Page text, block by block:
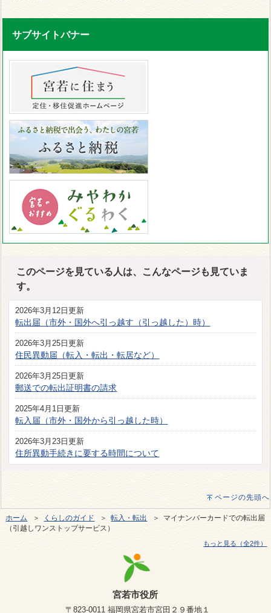
サブサイトバナー
このページを見ている人は、こんなページも見ていま
す。
2026年3月12日更新
転出届（市外・国外へ引っ越す（引っ越した）時）
2026年3月25日更新
住民異動届（転入・転出・転居など）
2026年3月25日更新
郵送での転出証明書の請求
2025年4月1日更新
転入届（市外・国外から引っ越した時）
2026年3月23日更新
住所異動手続きに要する時間について
ページの先頭へ
ホーム ＞ くらしのガイド ＞転入・転出
＞ マイナンバーカードでの転出届
（引越しワンストップサービス）
もっと見る（全2件）
宮若市役所
〒823-0011 福岡県宮若市宮田２９番地１